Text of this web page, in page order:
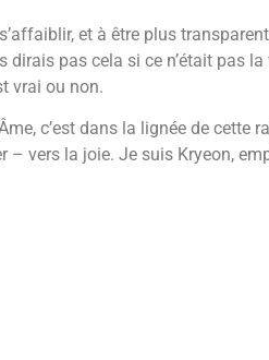
et à être plus
dirais pas cela si ce n’était pas
vrai ou non.
c’est dans la lignée de
vers la joie. Je suis Kryeon,